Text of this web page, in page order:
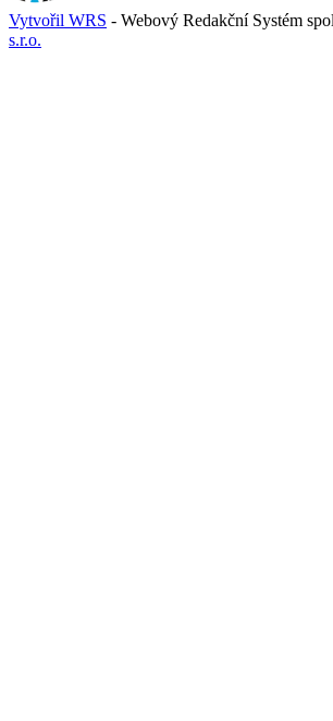
Vytvořil WRS - Webový Redakční Systém
s.r.o.